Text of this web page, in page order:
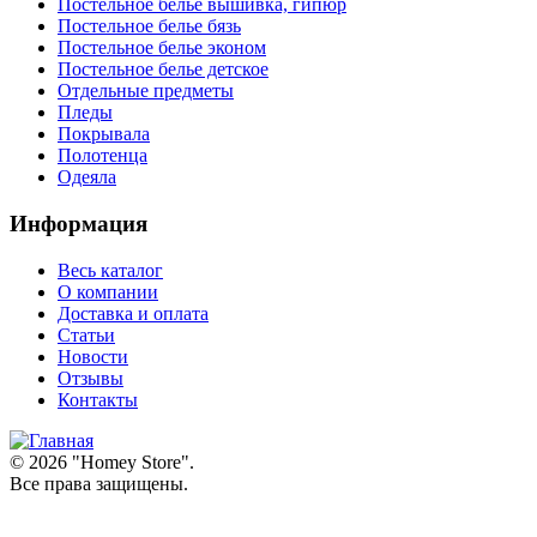
Постельное белье вышивка, гипюр
Постельное белье бязь
Постельное белье эконом
Постельное белье детское
Отдельные предметы
Пледы
Покрывала
Полотенца
Одеяла
Информация
Весь каталог
О компании
Доставка и оплата
Статьи
Новости
Отзывы
Контакты
© 2026 "Homey Store".
Все права защищены.